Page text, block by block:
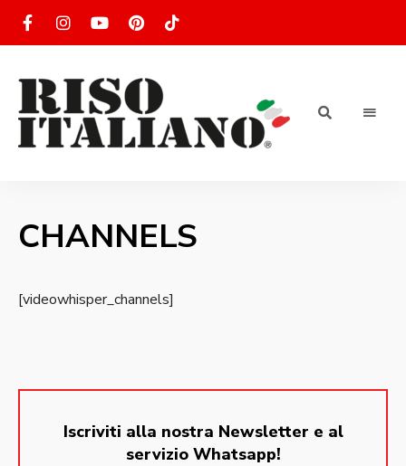
Ricettario
di riso
CHANNELS
[videowhisper_channels]
Iscriviti alla nostra Newsletter e al
servizio Whatsapp!